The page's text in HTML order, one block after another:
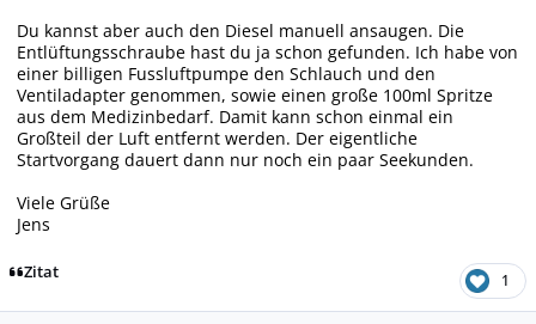
Du kannst aber auch den Diesel manuell ansaugen. Die
Entlüftungsschraube hast du ja schon gefunden. Ich habe von
einer billigen Fussluftpumpe den Schlauch und den
Ventiladapter genommen, sowie einen große 100ml Spritze
aus dem Medizinbedarf. Damit kann schon einmal ein
Großteil der Luft entfernt werden. Der eigentliche
Startvorgang dauert dann nur noch ein paar Seekunden.
Viele Grüße
Jens
Zitat 1